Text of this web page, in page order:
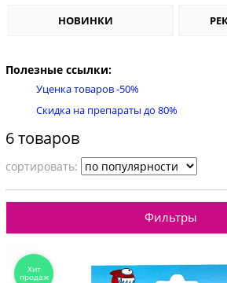
НОВИНКИ
Полезные ссылки:
Уценка товаров -50%
Скидка на препараты до 80%
6 товаров
cортировать:
Фильтры